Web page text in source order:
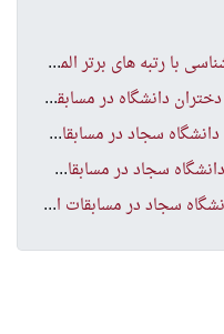
نشس
ت صمیمانه تیم المپیاد روانشناسی با رتبه های برتر المپیاد
افت
خارآفرینی تیم تنیس روی میز دختران دانشگاه در مسابقات انتخابی منطقه ۹ کشور
افت
خارآفرینی تیم هندبال دختران دانشگاه سجاد در مسابقات انتخابی منطقه ۹ کشور
افت
خارآفرینی تیم جودوی آقایان دانشگاه سجاد در مسابقات انتخابی منطقه ۹ کشور
افت
خارآفرینی تیم شنای پسران دانشگاه سجاد در مسابقات انتخابی منطقه ۹ کشور